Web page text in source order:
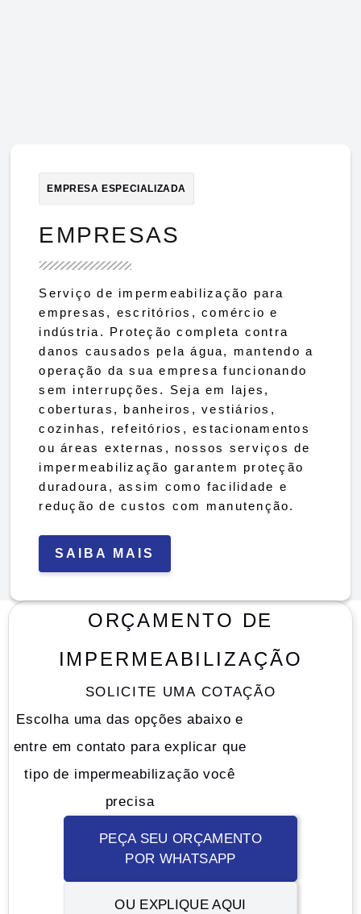
EMPRESA ESPECIALIZADA
EMPRESAS
Serviço de impermeabilização para
empresas, escritórios, comércio e
indústria. Proteção completa contra
danos causados pela água, mantendo a
operação da sua empresa funcionando
sem interrupções. Seja em lajes,
coberturas, banheiros, vestiários,
cozinhas, refeitórios, estacionamentos
ou áreas externas, nossos serviços de
impermeabilização garantem proteção
duradoura, assim como facilidade e
redução de custos com manutenção.
SAIBA MAIS
ORÇAMENTO DE
IMPERMEABILIZAÇÃO
SOLICITE UMA COTAÇÃO
Escolha uma das opções abaixo e
entre em contato para explicar que
tipo de impermeabilização você
precisa
PEÇA SEU ORÇAMENTO
POR WHATSAPP
OU EXPLIQUE AQUI